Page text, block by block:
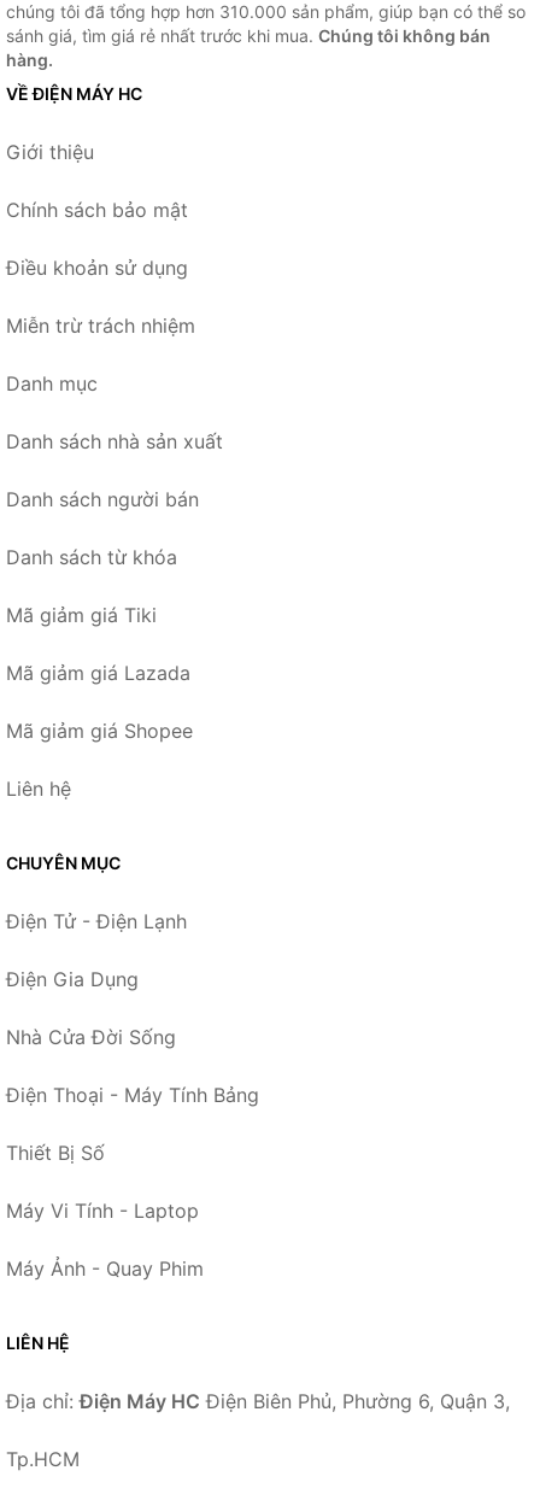
chúng tôi đã tổng hợp hơn 310.000 sản phẩm, giúp bạn có thể so
sánh giá, tìm giá rẻ nhất trước khi mua. Chúng tôi không bán
hàng.
VỀ ĐIỆN MÁY HC
Giới thiệu
Chính sách bảo mật
Điều khoản sử dụng
Miễn trừ trách nhiệm
Danh mục
Danh sách nhà sản xuất
Danh sách người bán
Danh sách từ khóa
Mã giảm giá Tiki
Mã giảm giá Lazada
Mã giảm giá Shopee
Liên hệ
CHUYÊN MỤC
Điện Tử - Điện Lạnh
Điện Gia Dụng
Nhà Cửa Đời Sống
Điện Thoại - Máy Tính Bảng
Thiết Bị Số
Máy Vi Tính - Laptop
Máy Ảnh - Quay Phim
LIÊN HỆ
Địa chỉ:Điện Máy HC Điện Biên Phủ, Phường 6, Quận 3,
Tp.HCM